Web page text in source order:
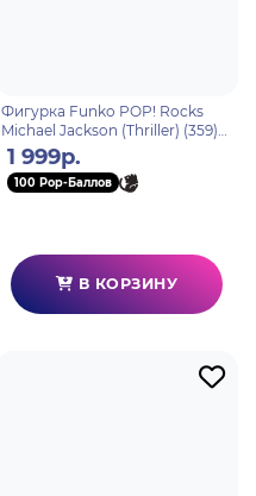
Фигурка Funko POP! Rocks
Michael Jackson (Thriller) (359)
72591
1 999р.
100 Pop-Баллов
В КОРЗИНУ